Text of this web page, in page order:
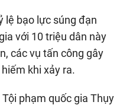
lệ bạo lực súng đạn
với 10 triệu dân này
các vụ tấn công gây
khi xảy ra.
phạm quốc gia Thụy